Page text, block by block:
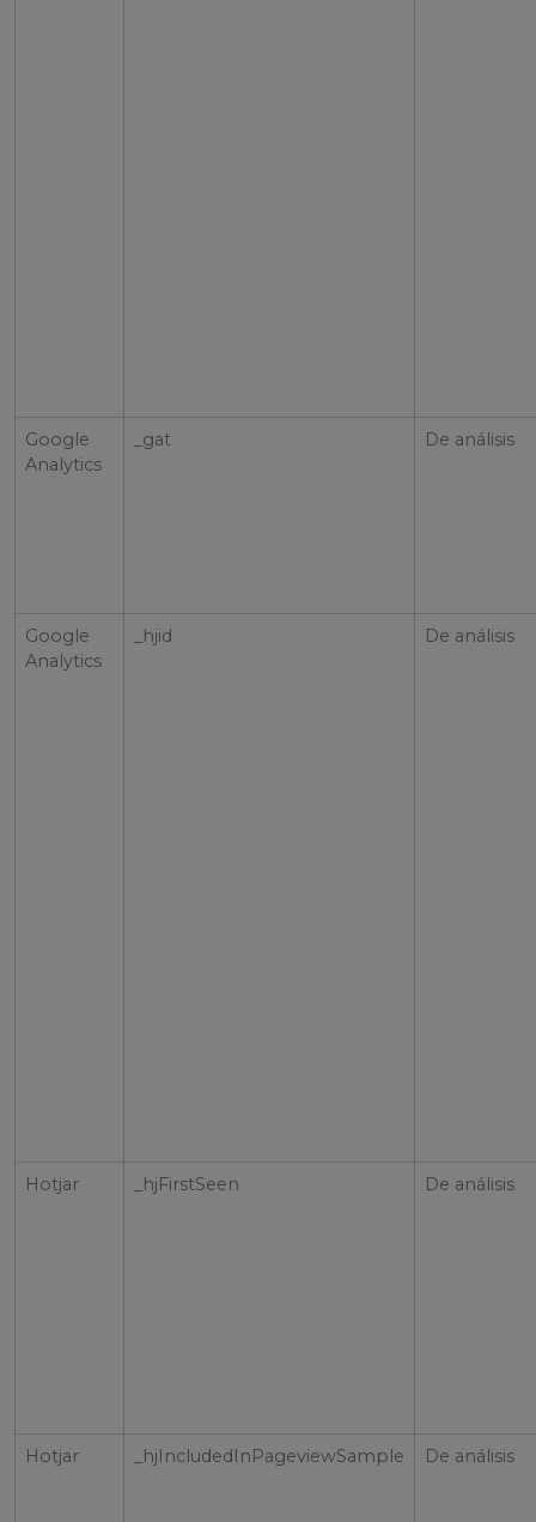
Google
Analytics
_gat De análisis
Google
Analytics
_hjid De análisis
Hotjar _hjFirstSeen De análisis
Hotjar _hjIncludedInPageviewSample De análisis